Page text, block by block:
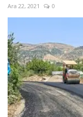
Ara 22, 2021 0